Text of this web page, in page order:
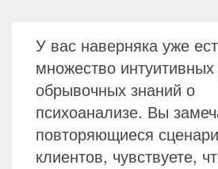
У вас наверняка уже
множество интуитивных
обрывочных знаний о
психоанализе. Вы
повторяющиеся
клиентов, чувствуете,